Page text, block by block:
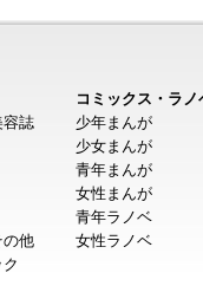
容誌
の他
コミックス・ラノ
少年まんが
少女まんが
青年まんが
女性まんが
青年ラノベ
女性ラノベ